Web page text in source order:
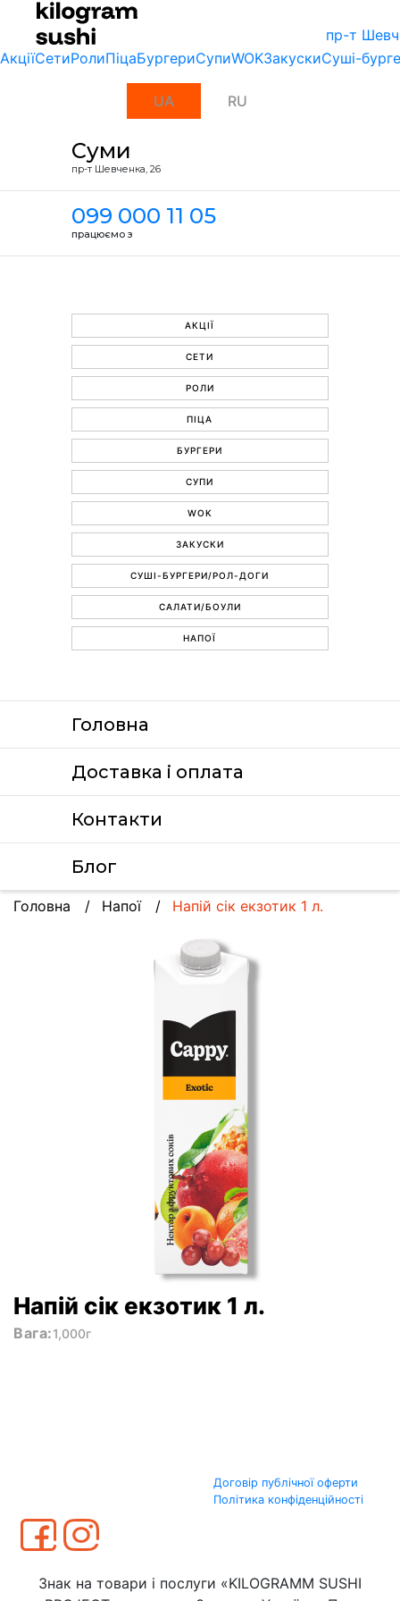
пр-т
АкціїСетиРолиПіцаБургериСупиWOKЗакускиСуші-
UA RU
Суми
пр-т Шевченка, 26
099 000 11 05
працюємо з
АКЦІЇ
СЕТИ
РОЛИ
ПІЦА
БУРГЕРИ
СУПИ
WOK
ЗАКУСКИ
СУШІ-БУРГЕРИ/РОЛ-ДОГИ
САЛАТИ/БОУЛИ
НАПОЇ
Головна
Доставка i оплата
Контакти
Блог
Головна Напої Напій сік екзотик 1 л.
Напій сік екзотик 1 л.
Вага:1,000г
Договір публічної оферти
Політика конфіденційності
Знак на товари і послуги «KILOGRAMM SUSHI